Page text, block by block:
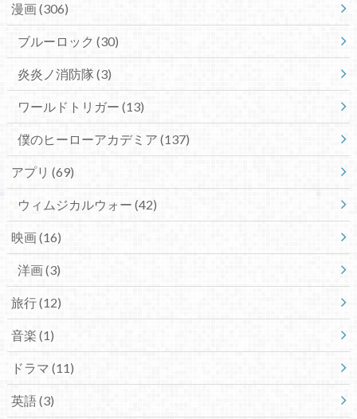
漫画(306)
ブルーロック (30)
炎炎ノ消防隊(3)
ワールドトリガー (13)
僕のヒーローアカデミア (137)
アプリ (69)
ウィムジカルウォー (42)
映画(16)
洋画(3)
旅行(12)
音楽 (1)
ドラマ (11)
英語(3)